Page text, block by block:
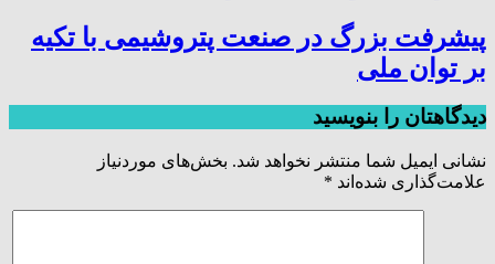
پیشرفت بزرگ در صنعت پتروشیمی با تکیه
بر توان ملی
دیدگاهتان را بنویسید
نشانی ایمیل شما منتشر نخواهد شد. بخش‌های موردنیاز
علامت‌گذاری شده‌اند *